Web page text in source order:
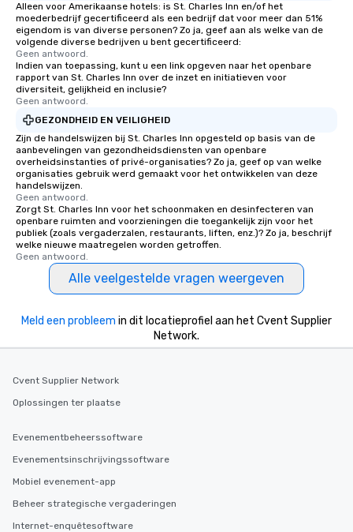
Alleen voor Amerikaanse hotels: is St. Charles Inn en/of het
moederbedrijf gecertificeerd als een bedrijf dat voor meer dan 51%
eigendom is van diverse personen? Zo ja, geef aan als welke van de
volgende diverse bedrijven u bent gecertificeerd:
Geen antwoord.
Indien van toepassing, kunt u een link opgeven naar het openbare
rapport van St. Charles Inn over de inzet en initiatieven voor
diversiteit, gelijkheid en inclusie?
Geen antwoord.
GEZONDHEID EN VEILIGHEID
Zijn de handelswijzen bij St. Charles Inn opgesteld op basis van de
aanbevelingen van gezondheidsdiensten van openbare
overheidsinstanties of privé-organisaties? Zo ja, geef op van welke
organisaties gebruik werd gemaakt voor het ontwikkelen van deze
handelswijzen.
Geen antwoord.
Zorgt St. Charles Inn voor het schoonmaken en desinfecteren van
openbare ruimten and voorzieningen die toegankelijk zijn voor het
publiek (zoals vergaderzalen, restaurants, liften, enz.)? Zo ja, beschrijf
welke nieuwe maatregelen worden getroffen.
Geen antwoord.
Alle veelgestelde vragen weergeven
Meld een probleem in dit locatieprofiel aan het Cvent Supplier
Network.
Cvent Supplier Network
Oplossingen ter plaatse
Evenementbeheerssoftware
Evenementsinschrijvingssoftware
Mobiel evenement-app
Beheer strategische vergaderingen
Internet-enquêtesoftware